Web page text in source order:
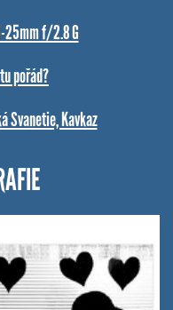
25mm f/2.8 G
pořád?
Svanetie, Kavkaz